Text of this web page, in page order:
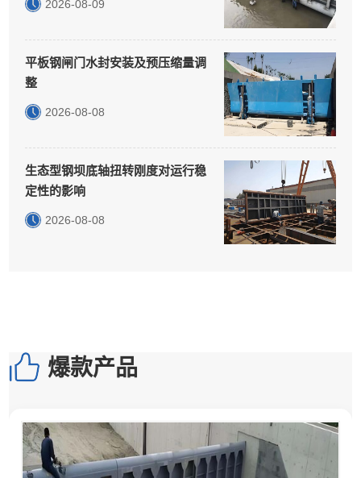
2026-08-09
平板钢闸门水封安装及预压缩量调
整
2026-08-08
生态型钢坝底轴扭转刚度对运行稳
定性的影响
2026-08-08
爆款产品